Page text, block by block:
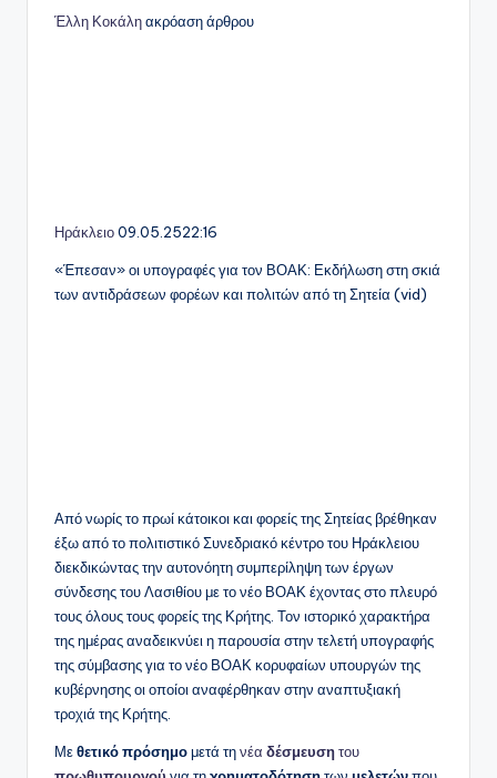
Έλλη Κοκάληακρόαση άρθρου
Ηράκλειο09.05.2522:16
«Έπεσαν» οι υπογραφές για τον ΒΟΑΚ: Εκδήλωση στη σκιά
των αντιδράσεων φορέων και πολιτών από τη Σητεία (vid)
Από νωρίς το πρωί κάτοικοι και φορείς της Σητείας βρέθηκαν
έξω από το πολιτιστικό Συνεδριακό κέντρο του Ηράκλειου
διεκδικώντας την αυτονόητη συμπερίληψη των έργων
σύνδεσης του Λασιθίου με το νέο ΒΟΑΚ έχοντας στο πλευρό
τους όλους τους φορείς της Κρήτης. Τον ιστορικό χαρακτήρα
της ημέρας αναδεικνύει η παρουσία στην τελετή υπογραφής
της σύμβασης για το νέο ΒΟΑΚ κορυφαίων υπουργών της
κυβέρνησης οι οποίοι αναφέρθηκαν στην αναπτυξιακή
τροχιά της Κρήτης.
Μεθετικό πρόσημομετά τηνέα δέσμευσητου